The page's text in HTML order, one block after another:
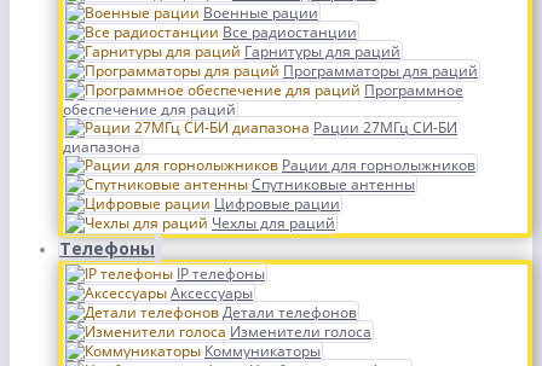
Военные рации
Все радиостанции
Гарнитуры для раций
Программаторы для раций
Программное
обеспечение для раций
Рации 27МГц СИ-БИ
диапазона
Рации для горнолыжников
Спутниковые антенны
Цифровые рации
Чехлы для раций
Телефоны
IP телефоны
Аксессуары
Детали телефонов
Изменители голоса
Коммуникаторы